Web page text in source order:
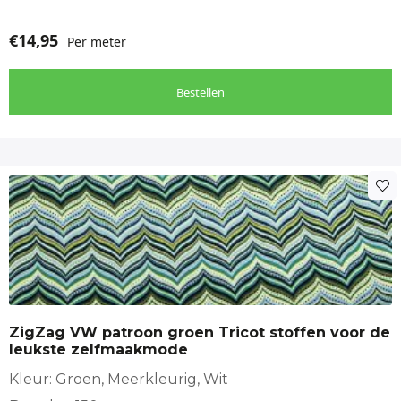
€14,95 Per meter
Bestellen
ZigZag VW patroon groen Tricot stoffen voor de
leukste zelfmaakmode
Kleur: Groen, Meerkleurig, Wit